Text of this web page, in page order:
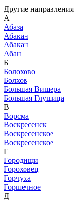
Другие
А
Абаза
Абакан
Абакан
Абан
Б
Болохово
Болхов
Большая Вишера
Большая Глущица
В
Ворсма
Воскресенск
Воскресенское
Воскресенское
Г
Городищи
Гороховец
Горчуха
Горшечное
Д